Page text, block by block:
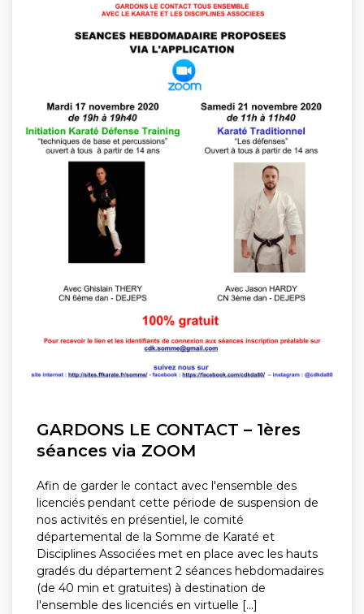
GARDONS LE CONTACT – 1ères
séances via ZOOM
Afin de garder le contact avec l'ensemble des
licenciés pendant cette période de suspension de
nos activités en présentiel, le comité
départemental de la Somme de Karaté et
Disciplines Associées met en place avec les hauts
gradés du département 2 séances hebdomadaires
(de 40 min et gratuites) à destination de
l'ensemble des licenciés en virtuelle [...]